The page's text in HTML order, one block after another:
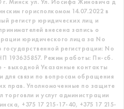
г. Минск ул. Ул. Иосифа Жиновича д
горисполкомом 14.07.2022 в
регистр юридических лиц и
внесена запись о
юридического лица за No
государственной регистрации: No
193635857. Режим работы: Пн-сб.
- выходной Указанные контакты
для связи по вопросам обращения
прав. Уполномоченные по защите
торговли и услуг администрации
+375 17 215-17-40, +375 17 215-